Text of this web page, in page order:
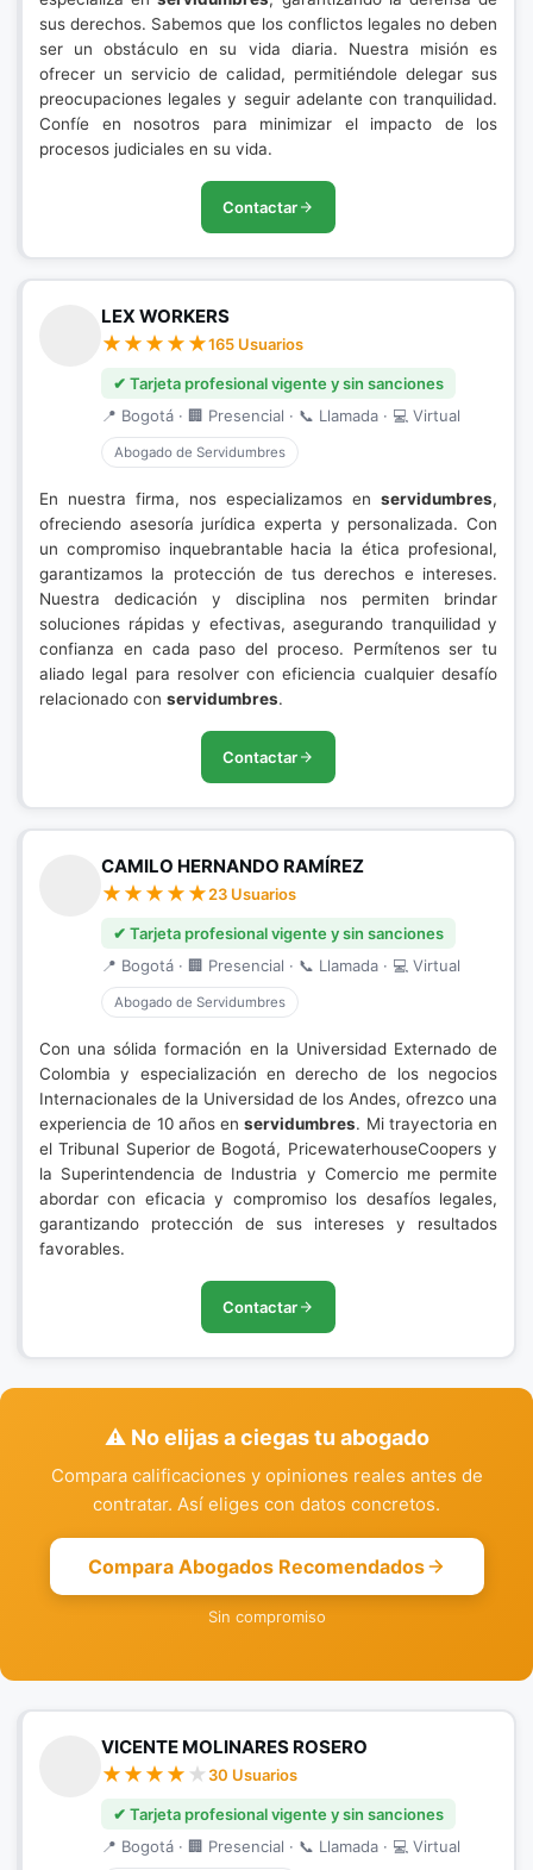
sus derechos. Sabemos que los conflictos legales no deben
ser un obstáculo en su vida diaria. Nuestra misión es
ofrecer un servicio de calidad, permitiéndole delegar sus
preocupaciones legales y seguir adelante con tranquilidad.
Confíe en nosotros para minimizar el impacto de los
procesos judiciales en su vida.
Contactar
LEX WORKERS
165 Usuarios
✔ Tarjeta profesional vigente y sin sanciones
📍 Bogotá · 🏢 Presencial · 📞 Llamada · 💻 Virtual
Abogado de Servidumbres
En nuestra firma, nos especializamos en servidumbres,
ofreciendo asesoría jurídica experta y personalizada. Con
un compromiso inquebrantable hacia la ética profesional,
garantizamos la protección de tus derechos e intereses.
Nuestra dedicación y disciplina nos permiten brindar
soluciones rápidas y efectivas, asegurando tranquilidad y
confianza en cada paso del proceso. Permítenos ser tu
aliado legal para resolver con eficiencia cualquier desafío
relacionado con servidumbres.
Contactar
CAMILO HERNANDO RAMÍREZ
23 Usuarios
✔ Tarjeta profesional vigente y sin sanciones
📍 Bogotá · 🏢 Presencial · 📞 Llamada · 💻 Virtual
Abogado de Servidumbres
Con una sólida formación en la Universidad Externado de
Colombia y especialización en derecho de los negocios
Internacionales de la Universidad de los Andes, ofrezco una
experiencia de 10 años enservidumbres. Mi trayectoria en
el Tribunal Superior de Bogotá, PricewaterhouseCoopers y
la Superintendencia de Industria y Comercio me permite
abordar con eficacia y compromiso los desafíos legales,
garantizando protección de sus intereses y resultados
favorables.
Contactar
⚠️ No elijas a ciegas tu abogado
Compara calificaciones y opiniones reales antes de
contratar. Así eliges con datos concretos.
Compara Abogados Recomendados
Sin compromiso
VICENTE MOLINARES ROSERO
30 Usuarios
✔ Tarjeta profesional vigente y sin sanciones
📍 Bogotá · 🏢 Presencial · 📞 Llamada · 💻 Virtual